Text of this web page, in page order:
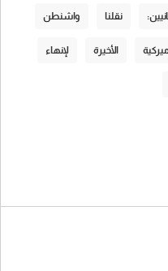
نقلنا واشنطن
الأخيرة لإنهاء